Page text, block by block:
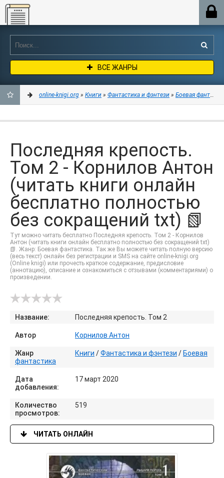
Online-knigi.org
ВСЕ ЖАНРЫ
ЗАКЛАДКИ
online-knigi.org » Книги » Фантастика и фэнтези » Боевая
Последняя крепость.
Том 2 - Корнилов Антон
(читать книги онлайн
бесплатно полностью
без сокращений txt) 📗
Тут можно читать бесплатно Последняя крепость. Том 2 - Корнилов
Антон (читать книги онлайн бесплатно полностью без сокращений txt)
📗. Жанр: Боевая фантастика. Так же Вы можете читать полную версию
(весь текст) онлайн без регистрации и SMS на сайте online-knigi.org
(Online knigi) или прочесть краткое содержание, предисловие
(аннотацию), описание и ознакомиться с отзывами (комментариями) о
произведении.
Название: Последняя крепость. Том 2
Автор Корнилов Антон
Жанр Книги /Фантастика и фэнтези / Боевая
фантастика
Дата
добавления:
17 март 2020
Количество
просмотров:
519
ЧИТАТЬ ОНЛАЙН